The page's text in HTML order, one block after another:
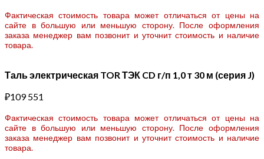
Фактическая стоимость товара может отличаться от цены на
сайте в большую или меньшую сторону. После оформления
заказа менеджер вам позвонит и уточнит стоимость и наличие
товара.
Таль электрическая TOR ТЭК CD г/п 1,0 т 30 м (серия J)
₽109 551
Фактическая стоимость товара может отличаться от цены на
сайте в большую или меньшую сторону. После оформления
заказа менеджер вам позвонит и уточнит стоимость и наличие
товара.